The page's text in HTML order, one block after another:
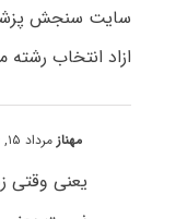
سایت سنجش
ازاد انتخاب رشته
مهناز مرداد ۱۵, ۱۳۹۶ at ۱۰:۲۸ ق٫ظ
یعنی وقتی